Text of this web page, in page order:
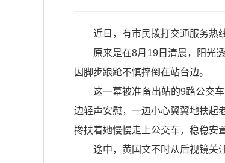
近日，有市民拨打交通服务热
原来是在8月19日清晨，阳光
因脚步踉跄不慎摔倒在站台边。​
这一幕被准备出站的9路公交
边轻声安慰，一边小心翼翼地扶起
搀扶着她慢慢走上公交车，稳稳安
途中，黄国文不时从后视镜关